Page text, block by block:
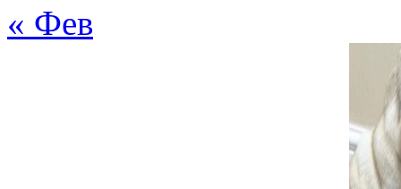
поставьте галочку если хотите получать на почту
« Фев